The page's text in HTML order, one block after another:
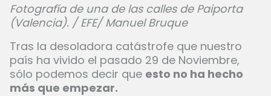
Fotografía de una de las calles de Paiporta
(Valencia). / EFE/ Manuel Bruque
Tras la desoladora catástrofe que nuestro
país ha vivido el pasado 29 de Noviembre,
sólo podemos decir que esto no ha hecho
más que empezar.